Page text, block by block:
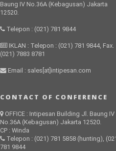
Baung IV No.36A (Kebagusan) Jakarta
12520.
Telepon : (021) 781 9844
IKLAN : Telepon : (021) 781 9844, Fax.
(021) 7883 8781
Email : sales[at]intipesan.com
CONTACT OF CONFERENCE
OFFICE : Intipesan Building Jl. Baung IV
No.36A (Kebagusan) Jakarta 12520.
CP : Winda
Telepon : (021) 781 5858 (hunting),
781 9844